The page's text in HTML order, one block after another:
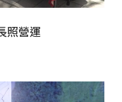
照營運